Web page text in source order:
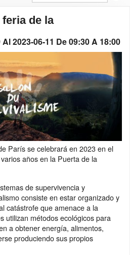
de la
Al2023-06-11 De 09:30 A 18:00
París se celebrará en 2023 en el
años en la Puerta de la
de supervivencia y
consiste en estar organizado y
catástrofe que amenace a la
utilizan métodos ecológicos para
a obtener energía, alimentos,
produciendo sus propios